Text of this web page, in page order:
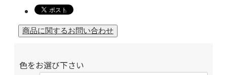
色をお選び下さい